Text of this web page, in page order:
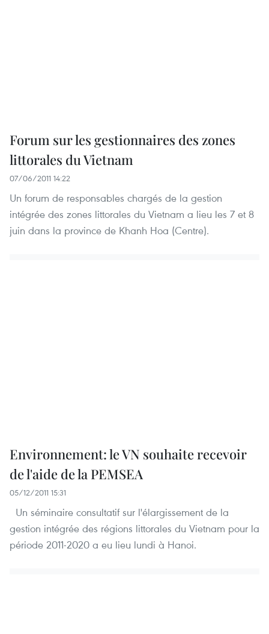
Forum sur les gestionnaires des zones
littorales du Vietnam
07/06/2011 14:22
Un forum de responsables chargés de la gestion
intégrée des zones littorales du Vietnam a lieu les 7 et 8
juin dans la province de Khanh Hoa (Centre).
Environnement: le VN souhaite recevoir
de l'aide de la PEMSEA
05/12/2011 15:31
Un séminaire consultatif sur l'élargissement de la
gestion intégrée des régions littorales du Vietnam pour la
période 2011-2020 a eu lieu lundi à Hanoi.